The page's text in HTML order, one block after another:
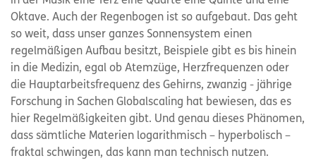
Oktave. Auch der Regenbogen ist so aufgebaut. Das geht
so weit, dass unser ganzes Sonnensystem einen
regelmäßigen Aufbau besitzt, Beispiele gibt es bis hinein
in die Medizin, egal ob Atemzüge, Herzfrequenzen oder
die Hauptarbeitsfrequenz des Gehirns, zwanzig - jährige
Forschung in Sachen Globalscaling hat bewiesen, das es
hier Regelmäßigkeiten gibt. Und genau dieses Phänomen,
dass sämtliche Materien logarithmisch – hyperbolisch –
fraktal schwingen, das kann man technisch nutzen.